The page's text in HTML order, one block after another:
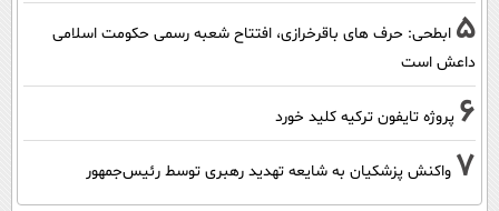
5 ابطحی: حرف های باقرخرازی، افتتاح شعبه رسمی حکومت اسلامی
داعش است
6 پروژه تایفون ترکیه کلید خورد
7 واکنش پزشکیان به شایعه تهدید رهبری توسط رئیس‌جمهور